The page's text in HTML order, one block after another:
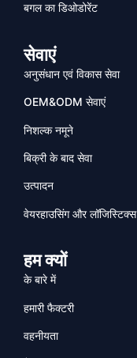
बगल का डिओडोरेंट
सेवाएं
अनुसंधान एवं विकास सेवा
OEM&ODM सेवाएं
निशल्क नमूने
बिक्री के बाद सेवा
उत्पादन
वेयरहाउसिंग और लॉजिस्टिक्स
हम क्यों
के बारे में
हमारी फैक्टरी
वहनीयता